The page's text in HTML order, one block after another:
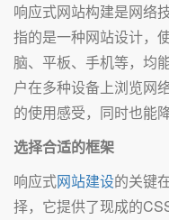
响应式网站构建是网络
指的是一种网站设计，
脑、平板、手机等，均
户在多种设备上浏览网
的使用感受，同时也能
选择合适的框架
响应式网站建设的关键
择，它提供了现成的